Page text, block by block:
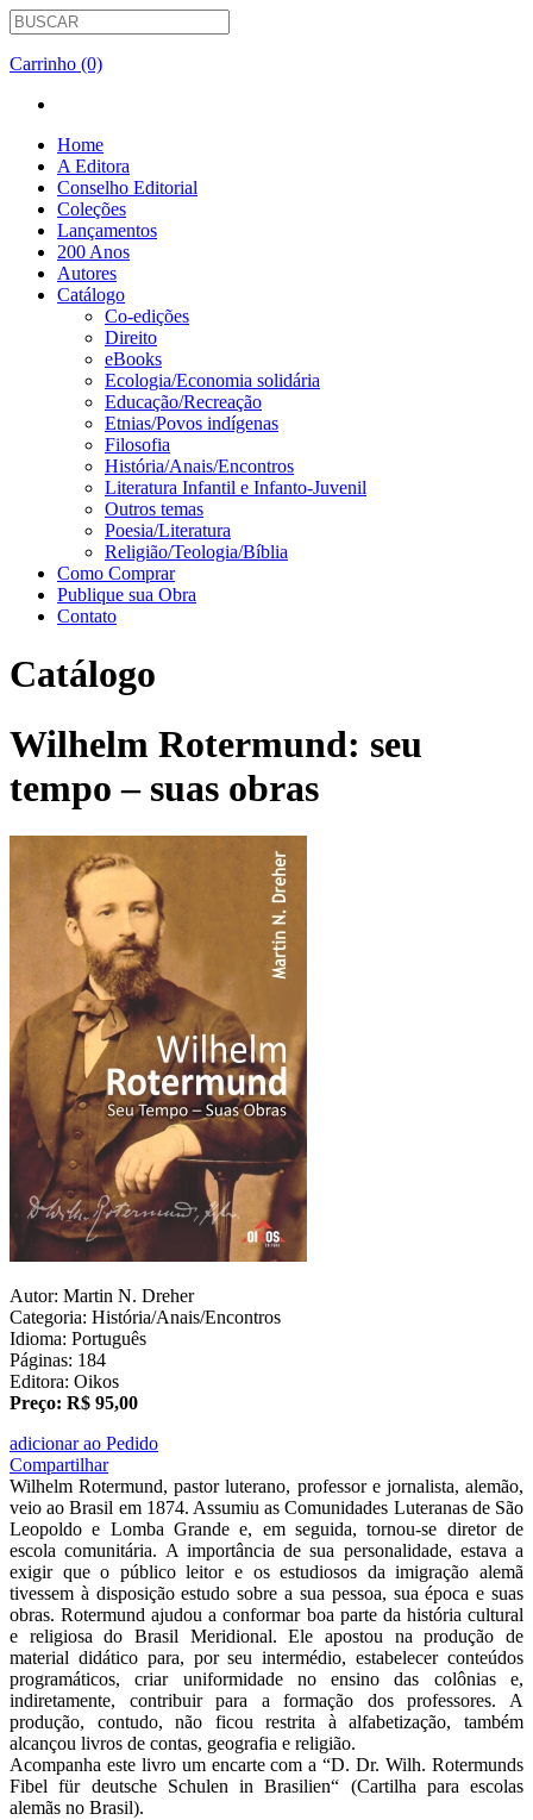
Carrinho (0)
Home
A Editora
Conselho Editorial
Coleções
Lançamentos
200 Anos
Autores
Catálogo
Co-edições
Direito
eBooks
Ecologia/Economia solidária
Educação/Recreação
Etnias/Povos indígenas
Filosofia
História/Anais/Encontros
Literatura Infantil e Infanto-Juvenil
Outros temas
Poesia/Literatura
Religião/Teologia/Bíblia
Como Comprar
Publique sua Obra
Contato
Catálogo
Wilhelm Rotermund: seu
tempo – suas obras
Autor: Martin N. Dreher
Categoria: História/Anais/Encontros
Idioma: Português
Páginas: 184
Editora: Oikos
Preço: R$ 95,00
adicionar ao Pedido
Compartilhar
Wilhelm Rotermund, pastor luterano, professor e jornalista, alemão,
veio ao Brasil em 1874. Assumiu as Comunidades Luteranas de São
Leopoldo e Lomba Grande e, em seguida, tornou-se diretor de
escola comunitária. A importância de sua personalidade, estava a
exigir que o público leitor e os estudiosos da imigração alemã
tivessem à disposição estudo sobre a sua pessoa, sua época e suas
obras. Rotermund ajudou a conformar boa parte da história cultural
e religiosa do Brasil Meridional. Ele apostou na produção de
material didático para, por seu intermédio, estabelecer conteúdos
programáticos, criar uniformidade no ensino das colônias e,
indiretamente, contribuir para a formação dos professores. A
produção, contudo, não ficou restrita à alfabetização, também
alcançou livros de contas, geografia e religião.
Acompanha este livro um encarte com a “D. Dr. Wilh. Rotermunds
Fibel für deutsche Schulen in Brasilien“ (Cartilha para escolas
alemãs no Brasil).